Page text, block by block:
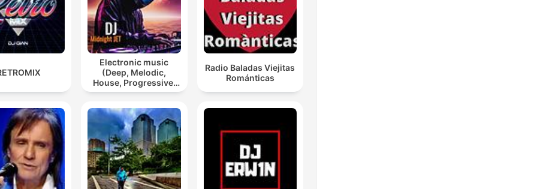
Electronic music
(Deep, Melodic,
House, Progressive,
Psy, Trance)
Radio Baladas Viejitas
Románticas